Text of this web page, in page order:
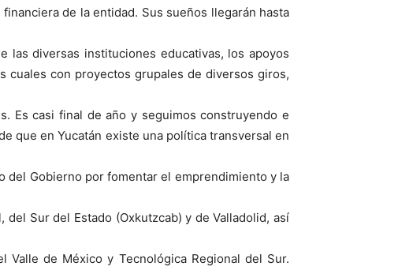
de la entidad. Sus sueños llegarán hasta
las diversas instituciones educativas, los apoyos
cuales con proyectos grupales de diversos giros,
Es casi final de año y seguimos construyendo e
que en Yucatán existe una política transversal en
del Gobierno por fomentar el emprendimiento y la
Sur del Estado (Oxkutzcab) y de Valladolid, así
Valle de México y Tecnológica Regional del Sur.